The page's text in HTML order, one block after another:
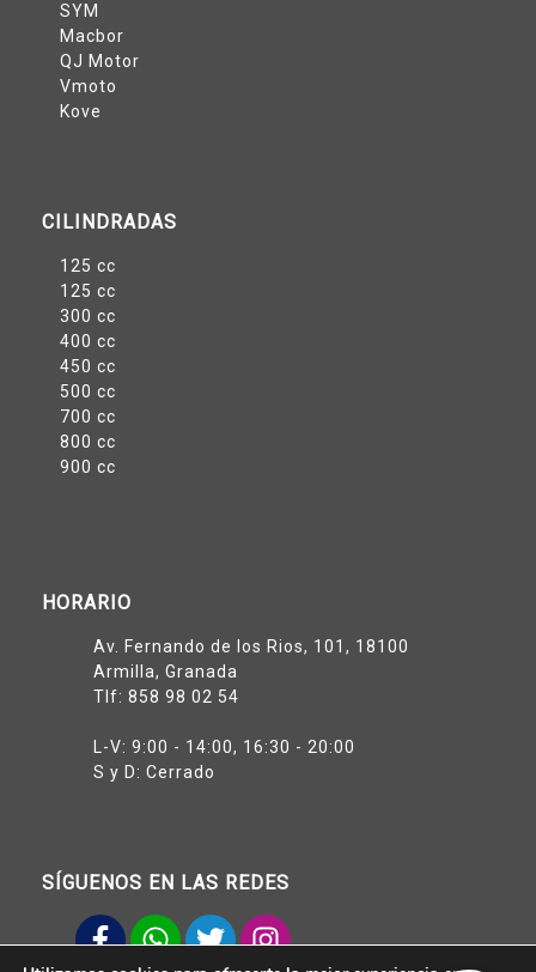
SYM
Macbor
QJ Motor
Vmoto
Kove
CILINDRADAS
125 cc
125 cc
300 cc
400 cc
450 cc
500 cc
700 cc
800 cc
900 cc
HORARIO
Av. Fernando de los Rios, 101, 18100
Armilla, Granada
Tlf: 858 98 02 54
L-V: 9:00 - 14:00, 16:30 - 20:00
S y D: Cerrado
SÍGUENOS EN LAS REDES